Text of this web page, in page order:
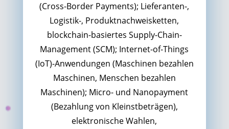
(Cross-Border Payments); Lieferanten-,
Logistik-, Produktnachweisketten,
blockchain-basiertes Supply-Chain-
Management (SCM); Internet-of-Things
(IoT)-Anwendungen (Maschinen bezahlen
Maschinen, Menschen bezahlen
Maschinen); Micro- und Nanopayment
(Bezahlung von Kleinstbeträgen),
elektronische Wahlen,